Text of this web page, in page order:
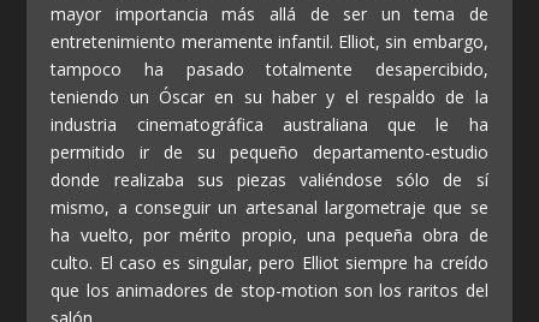
mayor importancia más allá de ser un tema de
entretenimiento meramente infantil. Elliot, sin embargo,
tampoco ha pasado totalmente desapercibido,
teniendo un Óscar en su haber y el respaldo de la
industria cinematográfica australiana que le ha
permitido ir de su pequeño departamento-estudio
donde realizaba sus piezas valiéndose sólo de sí
mismo, a conseguir un artesanal largometraje que se
ha vuelto, por mérito propio, una pequeña obra de
culto. El caso es singular, pero Elliot siempre ha creído
que los animadores de stop-motion son los raritos del